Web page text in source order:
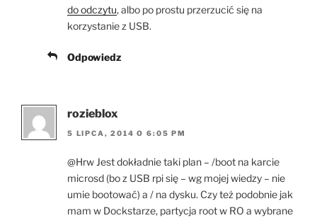
do odczytu, albo po prostu przerzucić się na
korzystanie z USB.
Odpowiedz
rozieblox
5 LIPCA, 2014 O 6:05 PM
@Hrw Jest dokładnie taki plan – /boot na karcie
microsd (bo z USB rpi się – wg mojej wiedzy – nie
umie bootować) a / na dysku. Czy też podobnie jak
mam w Dockstarze, partycja root w RO a wybrane